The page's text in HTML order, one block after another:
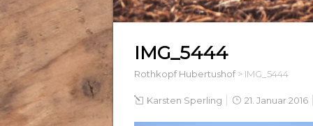
IMG_5444
Rothkopf Hubertushof> IMG_5444
Karsten Sperling 21. Januar 2016